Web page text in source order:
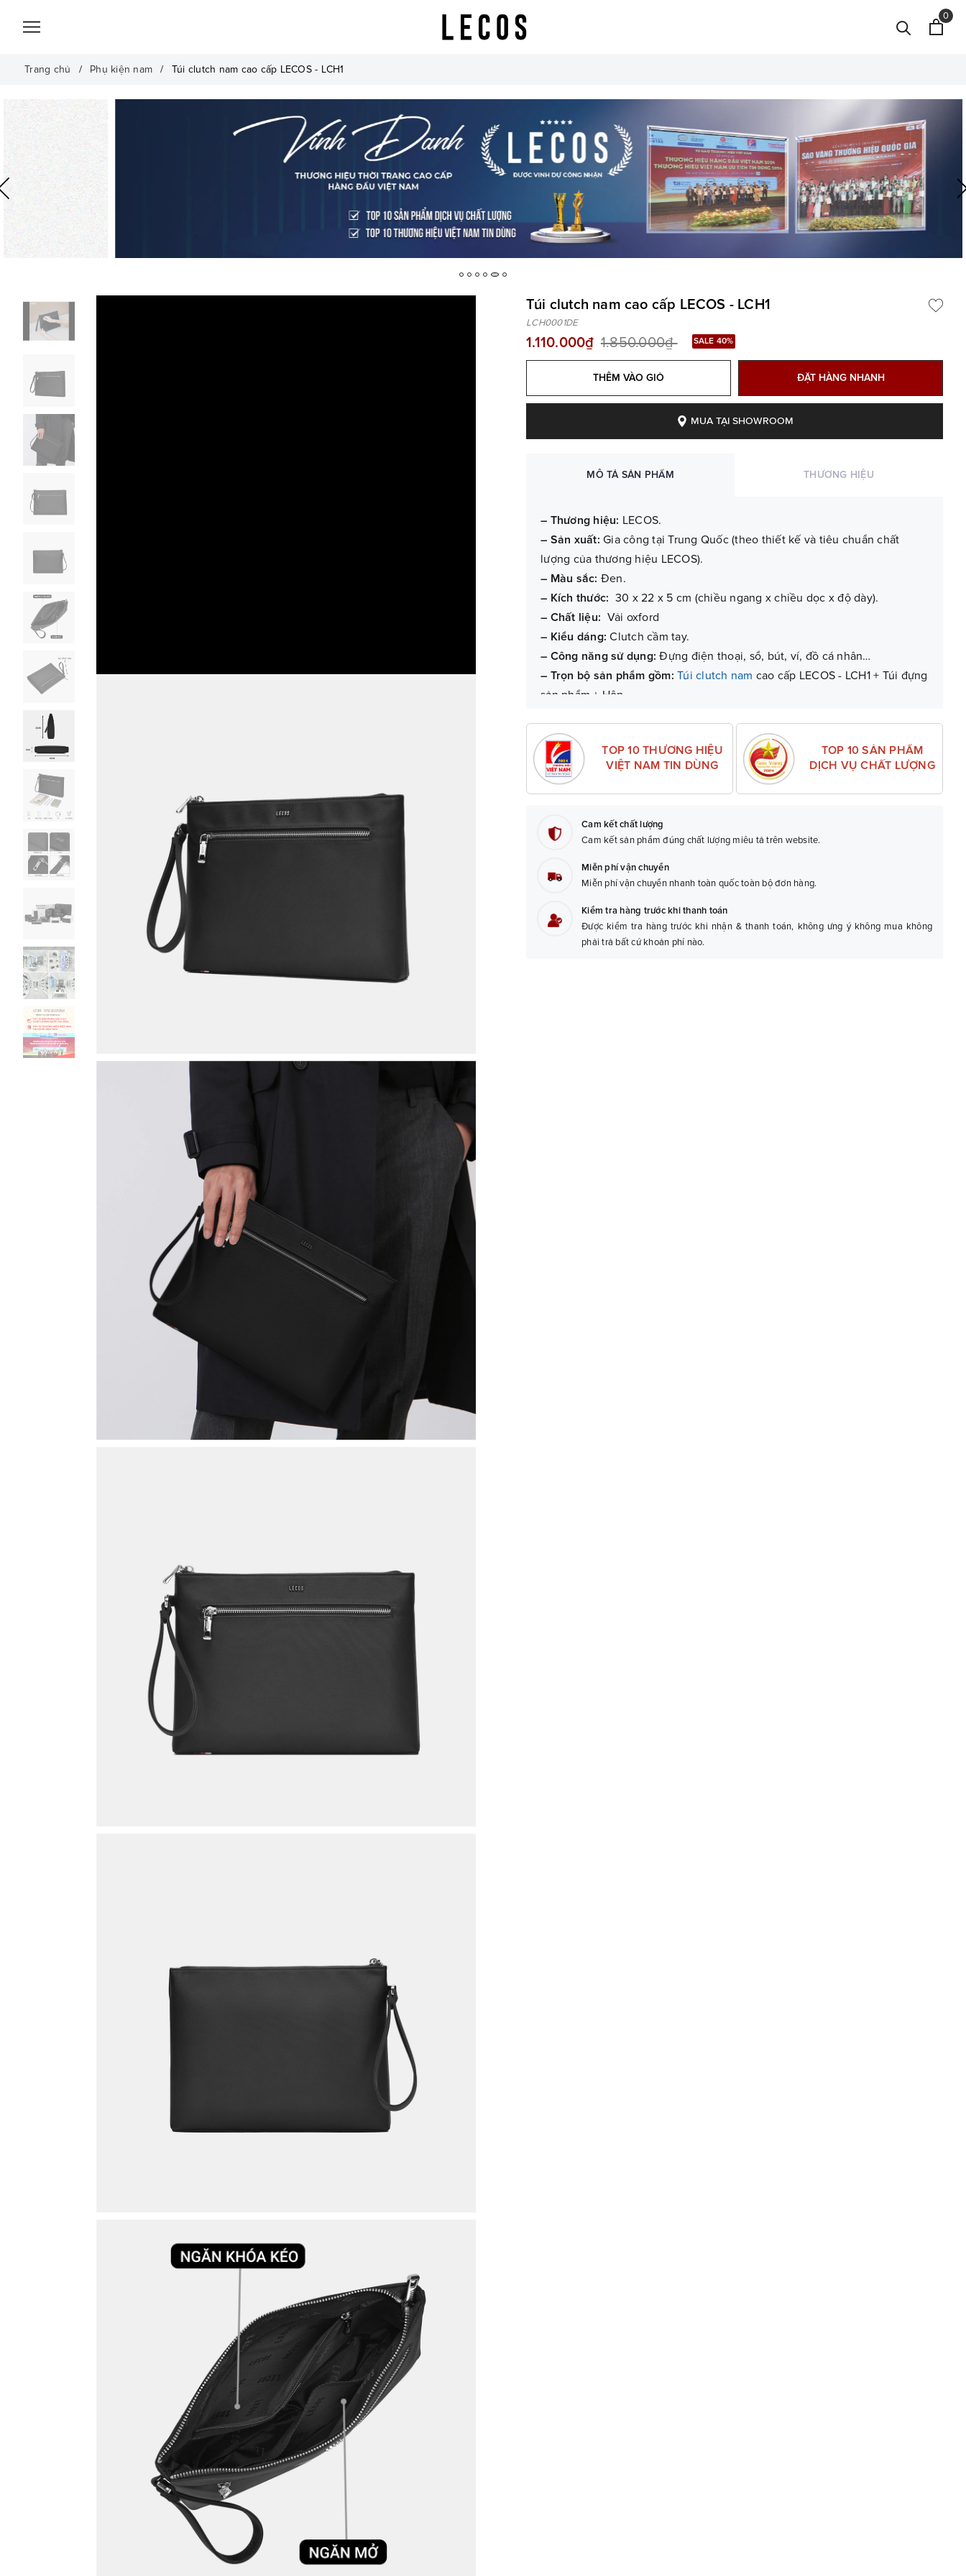
0
Trang chủ Phụ kiện nam Túi clutch nam cao cấp LECOS - LCH1
Túi clutch nam cao cấp LECOS - LCH1
LCH0001DE
1.110.000₫ 1.850.000₫ SALE 40%
THÊM VÀO GIỎ ĐẶT HÀNG NHANH
MUA TẠI SHOWROOM
MÔ TẢ SẢN PHẨM THƯƠNG HIỆU
– Thương hiệu: LECOS.
– Sản xuất: Gia công tại Trung Quốc (theo thiết kế và tiêu chuẩn chất
lượng của thương hiệu LECOS).
– Màu sắc: Đen.
– Kích thước: 30 x 22 x 5 cm (chiều ngang x chiều dọc x độ dày).
– Chất liệu: Vải oxford
– Kiểu dáng:Clutch cầm tay.
– Công năng sử dụng: Đựng điện thoại, sổ, bút, ví, đồ cá nhân…
– Trọn bộ sản phẩm gồm: Túi clutch nam cao cấp LECOS - LCH1 + Túi đựng
sản phẩm + Hộp.
TOP 10 THƯƠNG HIỆU
VIỆT NAM TIN DÙNG
TOP 10 SẢN PHẨM
DỊCH VỤ CHẤT LƯỢNG
Cam kết chất lượng
Cam kết sản phẩm đúng chất lượng miêu tả trên website.
Miễn phí vận chuyển
Miễn phí vận chuyển nhanh toàn quốc toàn bộ đơn hàng.
Kiểm tra hàng trước khi thanh toán
Được kiểm tra hàng trước khi nhận & thanh toán, không ưng ý không mua không
phải trả bất cứ khoản phí nào.